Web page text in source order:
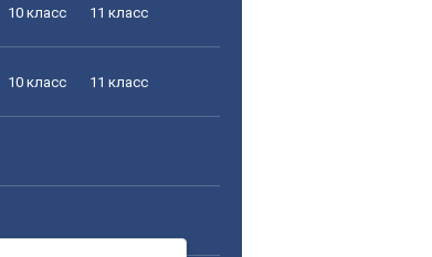
10 класс 11 класс
10 класс 11 класс